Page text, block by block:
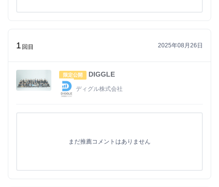
1 回目 2025年08月26日
限定公開 DIGGLE
ディグル株式会社
まだ推薦コメントはありません